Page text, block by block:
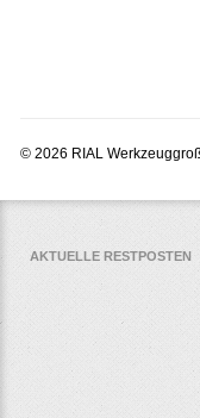
© 2026 RIAL
AKTUELLE RESTPOSTEN